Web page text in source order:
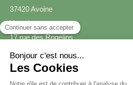
37420 Avoine
Varrains
17 rue des Rogelins
49400 Varrains
Prendre rendez-vous